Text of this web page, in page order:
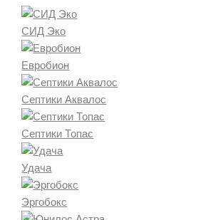
СИД Эко
Евробион
Септики Аквалос
Септики Топас
Удача
Эргобокс